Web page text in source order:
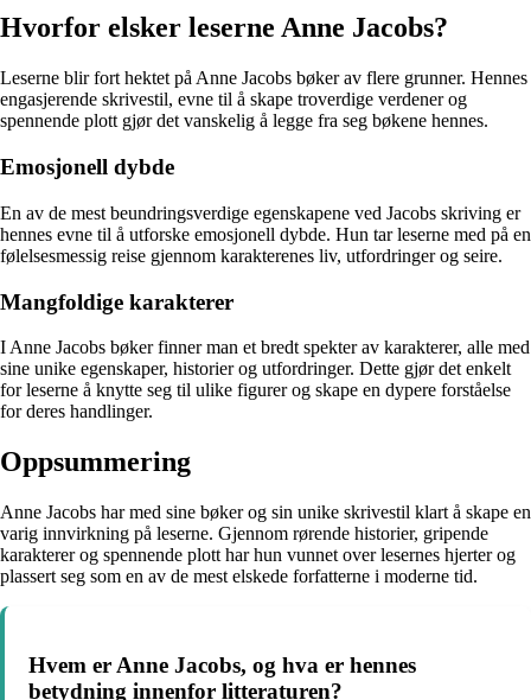
Hvorfor elsker leserne Anne Jacobs?
Leserne blir fort hektet på Anne Jacobs bøker av flere grunner. Hennes
engasjerende skrivestil, evne til å skape troverdige verdener og
spennende plott gjør det vanskelig å legge fra seg bøkene hennes.
Emosjonell dybde
En av de mest beundringsverdige egenskapene ved Jacobs skriving er
hennes evne til å utforske emosjonell dybde. Hun tar leserne med på en
følelsesmessig reise gjennom karakterenes liv, utfordringer og seire.
Mangfoldige karakterer
I Anne Jacobs bøker finner man et bredt spekter av karakterer, alle med
sine unike egenskaper, historier og utfordringer. Dette gjør det enkelt
for leserne å knytte seg til ulike figurer og skape en dypere forståelse
for deres handlinger.
Oppsummering
Anne Jacobs har med sine bøker og sin unike skrivestil klart å skape en
varig innvirkning på leserne. Gjennom rørende historier, gripende
karakterer og spennende plott har hun vunnet over lesernes hjerter og
plassert seg som en av de mest elskede forfatterne i moderne tid.
Hvem er Anne Jacobs, og hva er hennes
betydning innenfor litteraturen?